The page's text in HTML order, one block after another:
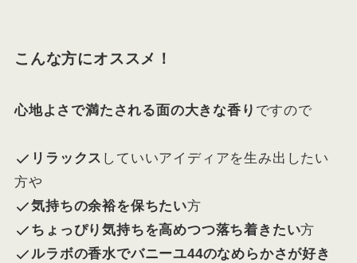
こんな方にオススメ！
心地よさで満たされる面の大きな香り ですので
リラックス していいアイディアを生み出したい
方や
気持ちの余裕を保ちたい方
ちょっぴり気持ちを高めつつ落ち着きたい方
ルラボの香水でバニーユ44のなめらかさが好き